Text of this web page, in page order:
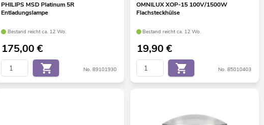
PHILIPS MSD Platinum 5R
Entladungslampe
Bestand reicht ca. 12 Wo.
175,00€
No. 89101930
OMNILUX XOP-15 100V/1500W
Flachsteckhülse
Bestand reicht ca. 12 Wo.
19,90€
No. 85010403